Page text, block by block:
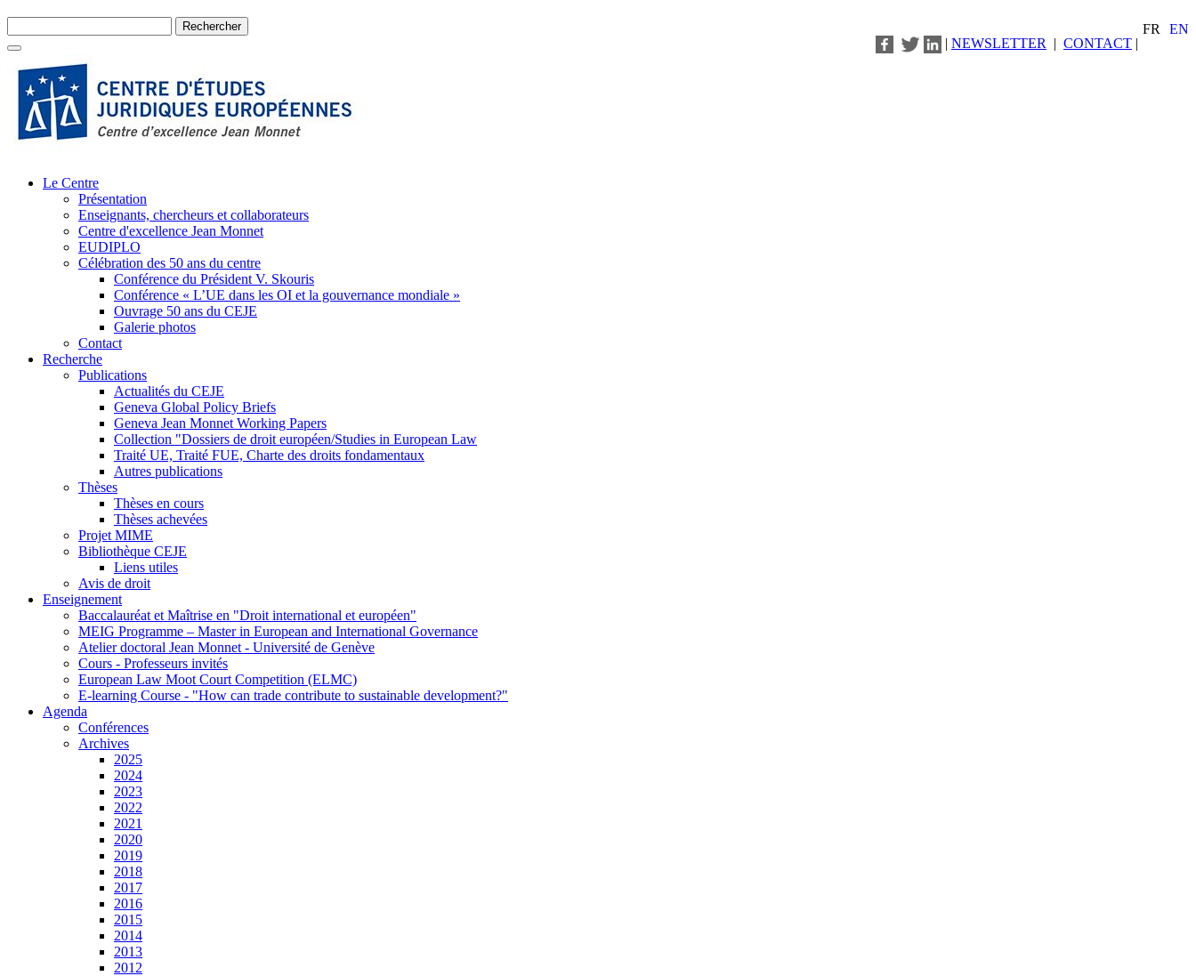
FR
EN
| NEWSLETTER | CONTACT |
Le Centre
Présentation
Enseignants, chercheurs et collaborateurs
Centre d'excellence Jean Monnet
EUDIPLO
Célébration des 50 ans du centre
Conférence du Président V. Skouris
Conférence « L’UE dans les OI et la gouvernance mondiale »
Ouvrage 50 ans du CEJE
Galerie photos
Contact
Recherche
Publications
Actualités du CEJE
Geneva Global Policy Briefs
Geneva Jean Monnet Working Papers
Collection "Dossiers de droit européen/Studies in European Law
Traité UE, Traité FUE, Charte des droits fondamentaux
Autres publications
Thèses
Thèses en cours
Thèses achevées
Projet MIME
Bibliothèque CEJE
Liens utiles
Avis de droit
Enseignement
Baccalauréat et Maîtrise en "Droit international et européen"
MEIG Programme – Master in European and International Governance
Atelier doctoral Jean Monnet - Université de Genève
Cours - Professeurs invités
European Law Moot Court Competition (ELMC)
E-learning Course - "How can trade contribute to sustainable development?"
Agenda
Conférences
Archives
2025
2024
2023
2022
2021
2020
2019
2018
2017
2016
2015
2014
2013
2012